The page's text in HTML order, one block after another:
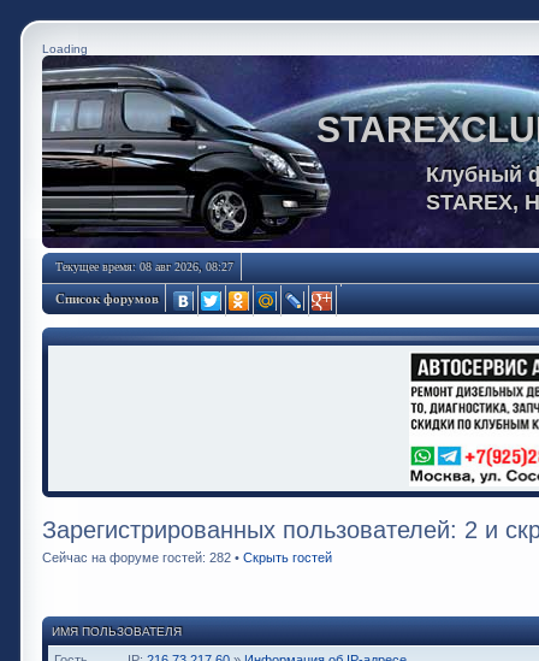
Loading
Клубный
STAREX,
Текущее время: 08 авг 2026, 08:27
Список форумов
Зарегистрированных пользователей: 2 и
Сейчас на форуме гостей: 282 • Скрыть гостей
ИМЯ ПОЛЬЗОВАТЕЛЯ